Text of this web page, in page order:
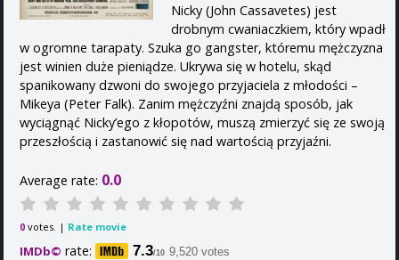
Nicky (John Cassavetes) jest
drobnym cwaniaczkiem, który wpadł
w ogromne tarapaty. Szuka go gangster, któremu mężczyzna
jest winien duże pieniądze. Ukrywa się w hotelu, skąd
spanikowany dzwoni do swojego przyjaciela z młodości –
Mikeya (Peter Falk). Zanim mężczyźni znajdą sposób, jak
wyciągnąć Nicky’ego z kłopotów, muszą zmierzyć się ze swoją
przeszłością i zastanowić się nad wartością przyjaźni.
Average rate: 0.0
0 votes. | Rate movie
IMDb© rate: 7.3/10 9,520 votes